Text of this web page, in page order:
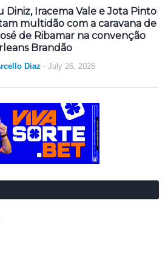
Diniz, Iracema Vale e Jota Pinto
multidão com a caravana de
de Ribamar na convenção
Brandão
Diaz - July 26, 2026